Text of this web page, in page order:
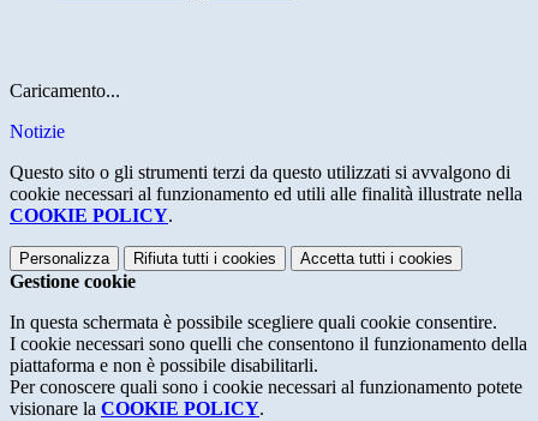
Caricamento...
Notizie
Questo sito o gli strumenti terzi da questo utilizzati si avvalgono di
cookie necessari al funzionamento ed utili alle finalità illustrate nella
COOKIE POLICY.
Personalizza Rifiuta tutti i cookies Accetta tutti i cookies
Gestione cookie
In questa schermata è possibile scegliere quali cookie consentire.
I cookie necessari sono quelli che consentono il funzionamento della
piattaforma e non è possibile disabilitarli.
Per conoscere quali sono i cookie necessari al funzionamento potete
visionare la COOKIE POLICY.